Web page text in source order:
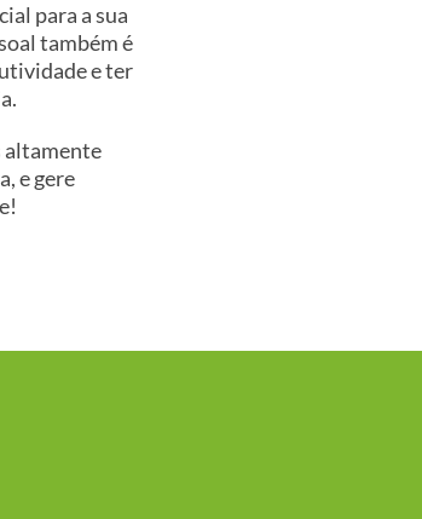
para a sua
também é
e ter
altamente
e gere